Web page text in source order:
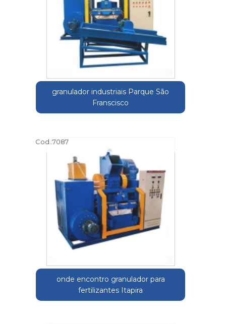
granulador industriais Parque São
Franscisco
Cod.:7087
onde encontro granulador para
fertilizantes Itapira